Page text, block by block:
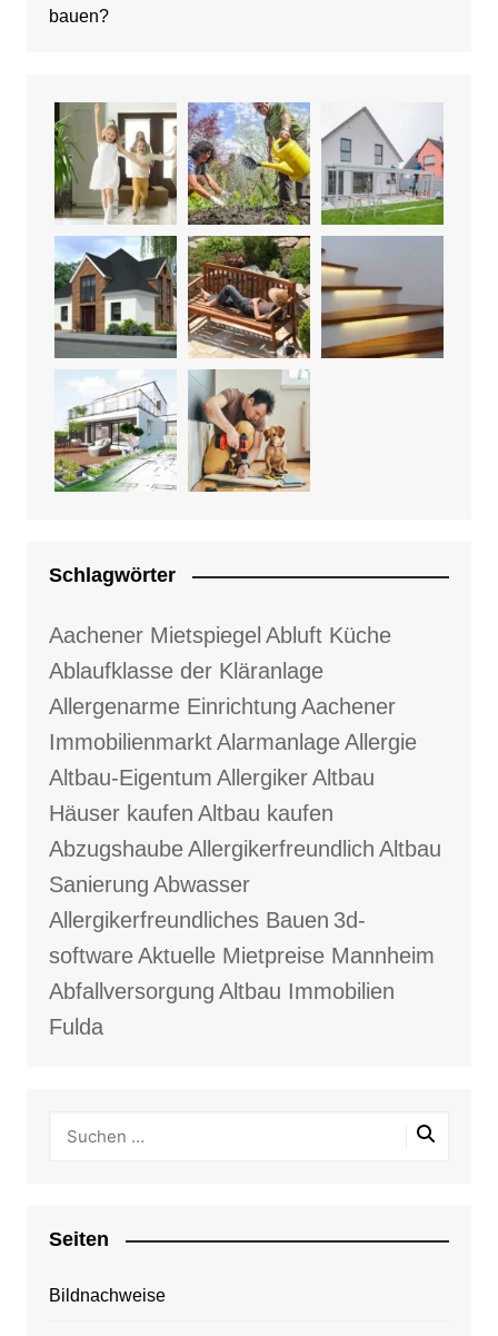
bauen?
Schlagwörter
Aachener Mietspiegel Abluft Küche
Ablaufklasse der Kläranlage
Allergenarme Einrichtung Aachener
ImmobilienmarktAlarmanlageAllergie
Altbau-Eigentum AllergikerAltbau
Häuser kaufen Altbau kaufen
AbzugshaubeAllergikerfreundlich Altbau
Sanierung Abwasser
Allergikerfreundliches Bauen 3d-
softwareAktuelle Mietpreise Mannheim
Abfallversorgung Altbau Immobilien
Fulda
Seiten
Bildnachweise